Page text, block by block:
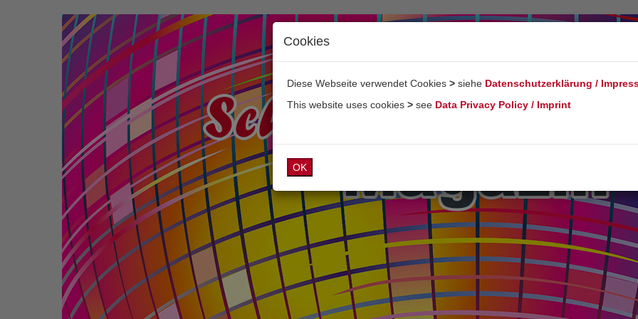
Cookies
Diese Webseite verwendet Cookies > siehe Datenschutzerklärung /
This website uses cookies > see Data Privacy Policy / Imprint
OK